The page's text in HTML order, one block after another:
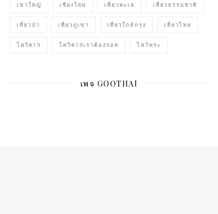
เขาใหญ่ เชียงใหม่ เที่ยวทะเล เที่ยวธรรมชาติ
เที่ยวป่า เที่ยวภูเขา เที่ยวใกล้กรุง เที่ยวไทย
โควิด19 โควิด19เราต้องรอด ไหว้พระ
เพจ GOOTHAI